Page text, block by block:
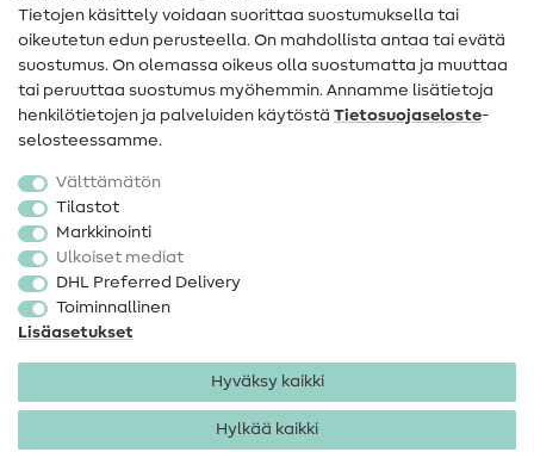
Tietoa omistajanvaihdoksesta
Peruutusoikeus
Suosittu
Kankaat
Ompelutarvikkeet
Ale
Tietojen käsittely voidaan suorittaa suostumuksella tai
oikeutetun edun perusteella. On mahdollista antaa tai evätä
suostumus. On olemassa oikeus olla suostumatta ja muuttaa
tai peruuttaa suostumus myöhemmin. Annamme lisätietoja
henkilötietojen ja palveluiden käytöstä Tietosuojaseloste-
selosteessamme.
Välttämätön
Tilastot
Markkinointi
Ulkoiset mediat
DHL Preferred Delivery
Toiminnallinen
Lisäasetukset
Hyväksy kaikki
Hylkää kaikki
Tietosuoja
Käyttöehdot